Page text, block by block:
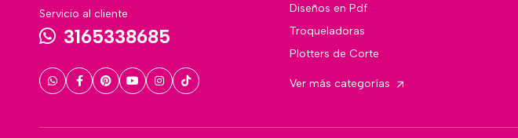
Servicio al cliente
3165338685
Diseños en Pdf
Troqueladoras
Plotters de Corte
Ver más categorías